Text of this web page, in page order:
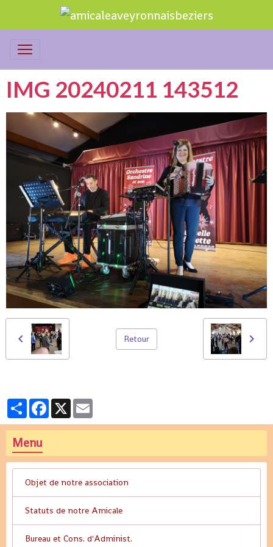
IMG 20240211 143512
Retour
PartagerFacebook
X
Menu
Objet de notre association
Statuts de notre Amicale
Bureau et Cons. d'Administ.